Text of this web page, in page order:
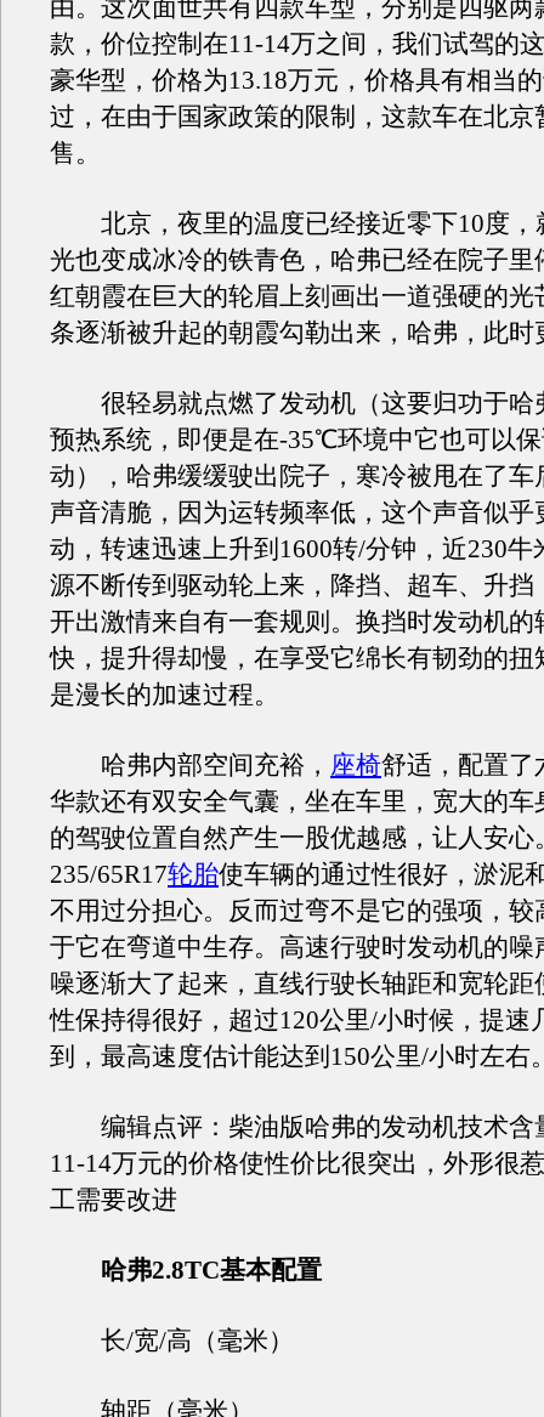
由。这次面世共有四款车型，分别是四驱两
款，价位控制在11-14万之间，我们试驾的
豪华型，价格为13.18万元，价格具有相当
过，在由于国家政策的限制，这款车在北京
售。
北京，夜里的温度已经接近零下10度，
光也变成冰冷的铁青色，哈弗已经在院子里
红朝霞在巨大的轮眉上刻画出一道强硬的光
条逐渐被升起的朝霞勾勒出来，哈弗，此时
很轻易就点燃了发动机（这要归功于哈
预热系统，即便是在-35℃环境中它也可以
动），哈弗缓缓驶出院子，寒冷被甩在了车
声音清脆，因为运转频率低，这个声音似乎
动，转速迅速上升到1600转/分钟，近230牛
源不断传到驱动轮上来，降挡、超车、升挡
开出激情来自有一套规则。换挡时发动机的
快，提升得却慢，在享受它绵长有韧劲的扭
是漫长的加速过程。
哈弗内部空间充裕， 座椅舒适，配置了
华款还有双安全气囊，坐在车里，宽大的车
的驾驶位置自然产生一股优越感，让人安心
235/65R17轮胎使车辆的通过性很好，淤泥
不用过分担心。反而过弯不是它的强项，较
于它在弯道中生存。高速行驶时发动机的噪
噪逐渐大了起来，直线行驶长轴距和宽轮距
性保持得很好，超过120公里/小时候，提速
到，最高速度估计能达到150公里/小时左右
编辑点评：柴油版哈弗的发动机技术含
11-14万元的价格使性价比很突出，外形很
工需要改进
哈弗2.8TC基本配置
长/宽/高（毫米）
轴距（毫米）